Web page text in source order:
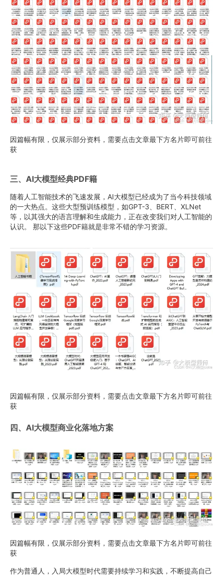
因篇幅有限，仅展示部分资料，需要点击文章最下方名片即可前往
获
三、AI大模型经典PDF籍
随着人工智能技术的飞速发展，AI大模型已经成为了当今科技领域
的一大热点。这些大型预训练模型，如GPT-3、BERT、XLNet
等，以其强大的语言理解和生成能力，正在改变我们对人工智能的
认识。 那以下这些PDF籍就是非常不错的学习资源。
因篇幅有限，仅展示部分资料，需要点击文章最下方名片即可前往
获
四、AI大模型商业化落地方案
因篇幅有限，仅展示部分资料，需要点击文章最下方名片即可前往
获
作为普通人，入局大模型时代需要持续学习和实践，不断提高自己